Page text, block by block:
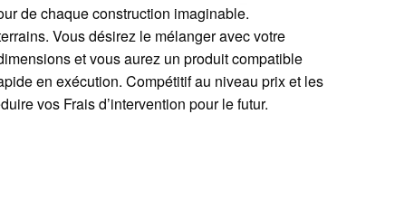
de chaque construction imaginable.
Vous désirez le mélanger avec votre
et vous aurez un produit compatible
en exécution. Compétitif au niveau prix et les
vos Frais d’intervention pour le futur.